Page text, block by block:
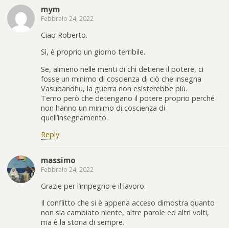
mym
Febbraio 24, 2022
Ciao Roberto.
Sì, è proprio un giorno terribile.
Se, almeno nelle menti di chi detiene il potere, ci
fosse un minimo di coscienza di ciò che insegna
Vasubandhu, la guerra non esisterebbe più.
Temo però che detengano il potere proprio perché
non hanno un minimo di coscienza di
quell’insegnamento.
Reply
massimo
Febbraio 24, 2022
Grazie per l’impegno e il lavoro.
Il conflitto che si è appena acceso dimostra quanto
non sia cambiato niente, altre parole ed altri volti,
ma è la storia di sempre.